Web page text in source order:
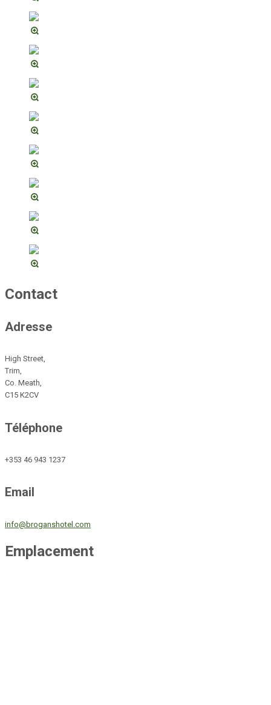
Contact
Adresse
High Street,
Trim,
Co. Meath,
C15 K2CV
Téléphone
+353 46 943 1237
Email
info@broganshotel.com
Emplacement